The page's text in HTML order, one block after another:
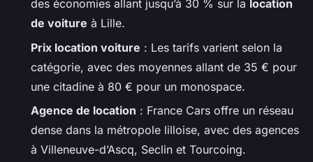
des économies allant jusqu’à 30 % sur la location
de voiture à Lille.
Prix location voiture : Les tarifs varient selon la
catégorie, avec des moyennes allant de 35 € pour
une citadine à 80 € pour un monospace.
Agence de location : France Cars offre un réseau
dense dans la métropole lilloise, avec des agences
à Villeneuve-d’Ascq, Seclin et Tourcoing.